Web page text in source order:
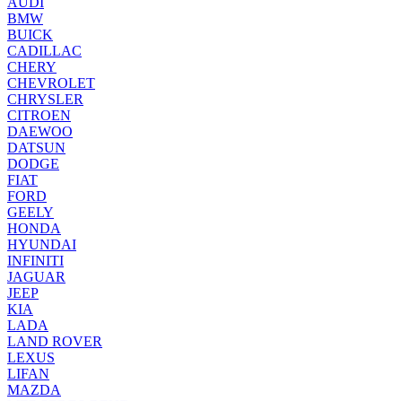
BMW
BUICK
CADILLAC
CHERY
CHEVROLET
CHRYSLER
CITROEN
DAEWOO
DATSUN
DODGE
FIAT
FORD
GEELY
HONDA
HYUNDAI
INFINITI
JAGUAR
JEEP
KIA
LADA
LAND ROVER
LEXUS
LIFAN
MAZDA